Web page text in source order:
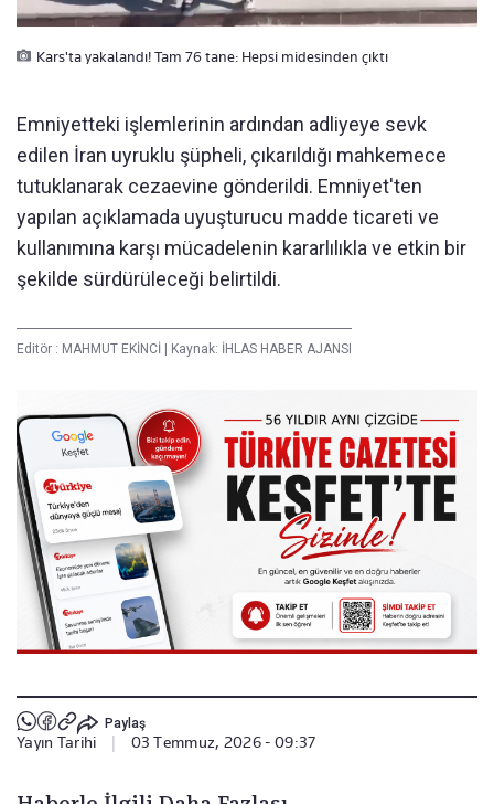
Kars'ta yakalandı! Tam 76 tane: Hepsi midesinden çıktı
Emniyetteki işlemlerinin ardından adliyeye sevk
edilen İran uyruklu şüpheli, çıkarıldığı mahkemece
tutuklanarak cezaevine gönderildi. Emniyet'ten
yapılan açıklamada uyuşturucu madde ticareti ve
kullanımına karşı mücadelenin kararlılıkla ve etkin bir
şekilde sürdürüleceği belirtildi.
Editör : MAHMUT EKİNCİ | Kaynak: İHLAS HABER AJANSI
Paylaş
Yayın Tarihi 03 Temmuz, 2026 - 09:37